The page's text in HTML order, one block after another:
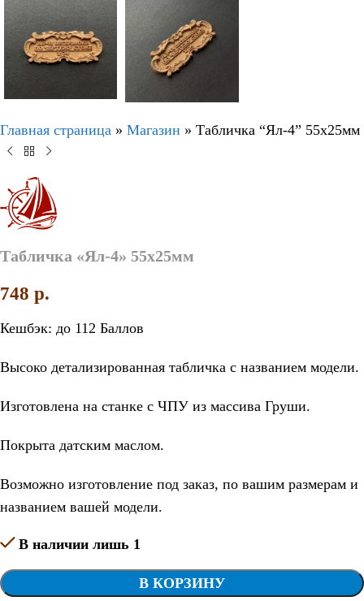
Главная страница » Магазин » Табличка “Ял-4” 55х25мм
Табличка «Ял-4» 55х25мм
748 p.
Кешбэк: до 112 Баллов
Высоко детализированная табличка с названием модели.
Изготовлена на станке с ЧПУ из массива Груши.
Покрыта датским маслом.
Возможно изготовление под заказ, по вашим размерам и
названием вашей модели.
В наличии лишь 1
В КОРЗИНУ